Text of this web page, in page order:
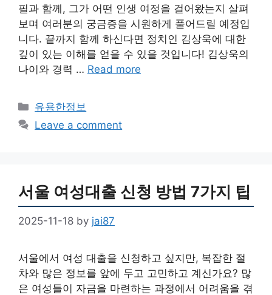
필과 함께, 그가 어떤 인생 여정을 걸어왔는지 살펴
보며 여러분의 궁금증을 시원하게 풀어드릴 예정입
니다. 끝까지 함께 하신다면 정치인 김상욱에 대한
깊이 있는 이해를 얻을 수 있을 것입니다! 김상욱의
나이와 경력 … Read more
Categories
유용한정보
Leave a comment
서울 여성대출 신청 방법 7가지 팁
2025-11-18 by jai87
서울에서 여성 대출을 신청하고 싶지만, 복잡한 절
차와 많은 정보를 앞에 두고 고민하고 계신가요? 많
은 여성들이 자금을 마련하는 과정에서 어려움을 겪